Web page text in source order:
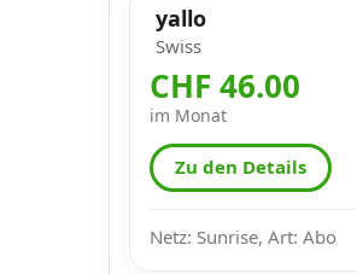
yallo
Swiss
CHF 46.00
im Monat
Zu den Details
Netz: Sunrise, Art: Abo